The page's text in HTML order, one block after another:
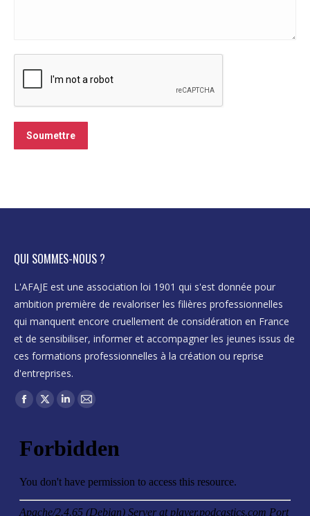
Soumettre
QUI SOMMES-NOUS ?
L'AFAJE est une association loi 1901 qui s'est donnée pour
ambition première de revaloriser les filières professionnelles
qui manquent encore cruellement de considération en France
et de sensibiliser, informer et accompagner les jeunes issus de
ces formations professionnelles à la création ou reprise
d'entreprises.
Trouvez nous sur :
Facebook
opens
new
window
X
opens
new
window
LinkedIn
opens
new
window
Mail
opens
new
window